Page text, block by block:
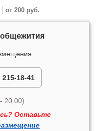
от 200 руб.
18-41
20:00)
Оставьте